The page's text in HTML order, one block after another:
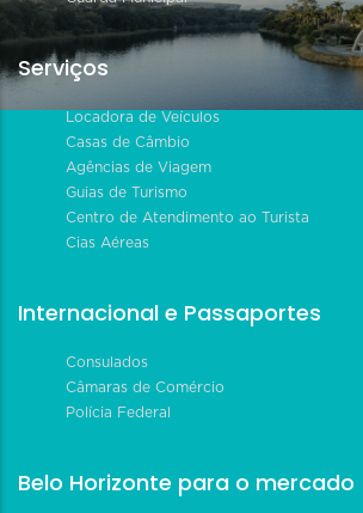
Serviços
Locadora de Veículos
Casas de Câmbio
Agências de Viagem
Guias de Turismo
Centro de Atendimento ao Turista
Cias Aéreas
Internacional e Passaportes
Consulados
Câmaras de Comércio
Polícia Federal
Belo Horizonte para o mercado